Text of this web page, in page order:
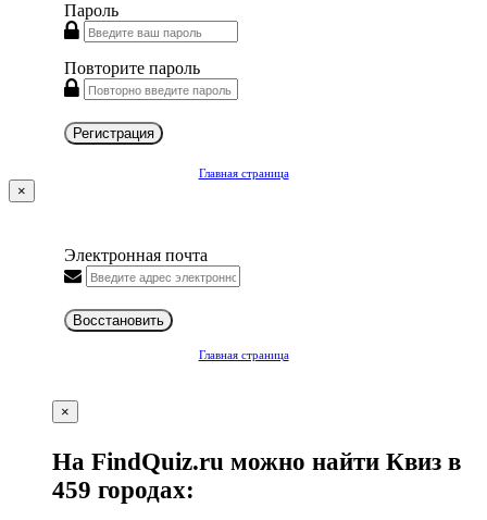
Пароль
Повторите пароль
Регистрация
Главная страница
×
Электронная почта
Восстановить
Главная страница
×
На FindQuiz.ru можно найти Квиз в
459 городах: